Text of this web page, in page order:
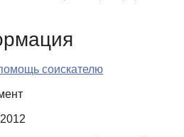
соискателю